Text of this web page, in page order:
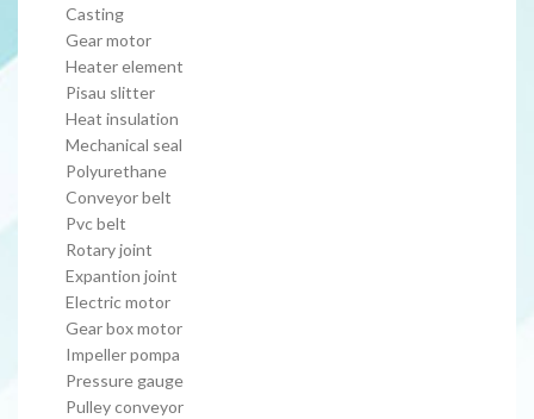
Casting
Gear motor
Heater element
Pisau slitter
Heat insulation
Mechanical seal
Polyurethane
Conveyor belt
Pvc belt
Rotary joint
Expantion joint
Electric motor
Gear box motor
Impeller pompa
Pressure gauge
Pulley conveyor